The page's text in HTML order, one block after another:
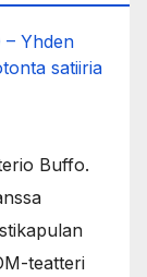
– Yhden
satiiria
Buffo.
teatteri